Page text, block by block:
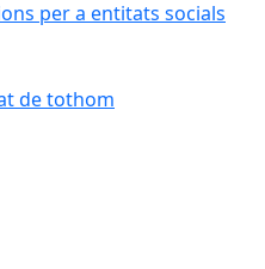
per a entitats socials
de tothom